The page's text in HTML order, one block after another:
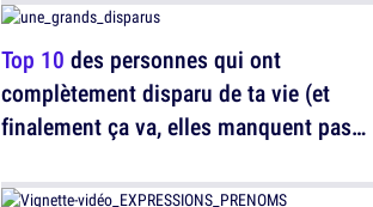
Top 10 des personnes qui ont
complètement disparu de ta vie (et
finalement ça va, elles manquent pas